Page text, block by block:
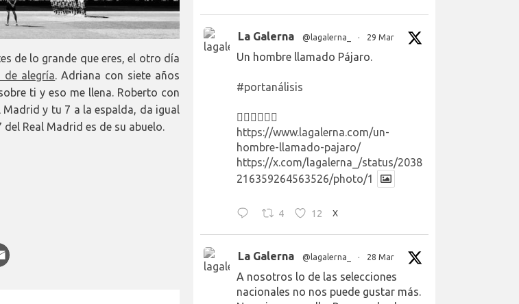
de lo grande que eres, el otro día
alegría. Adriana con siete años
ti y eso me llena. Roberto con
y tu 7 a la espalda, da igual
Real Madrid es de su abuelo.
La Galerna @lagalerna_ · 29 Mar
Un hombre llamado Pájaro.
#portanálisis
👉🏻👉🏻👉🏻
https://www.lagalerna.com/un-
hombre-llamado-pajaro/
https://x.com/lagalerna_/status/2038
216359264563526/photo/1
4 12 X
La Galerna @lagalerna_ · 28 Mar
A nosotros lo de las selecciones
nacionales no nos puede gustar más.